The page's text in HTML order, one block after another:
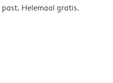
Helemaal gratis.